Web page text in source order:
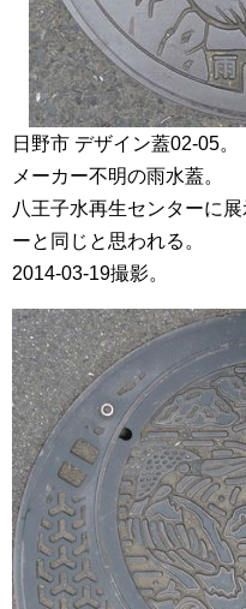
日野市 デザイン蓋02-05。
メーカー不明の雨水蓋。
八王子水再生センターに
ーと同じと思われる。
2014-03-19撮影。